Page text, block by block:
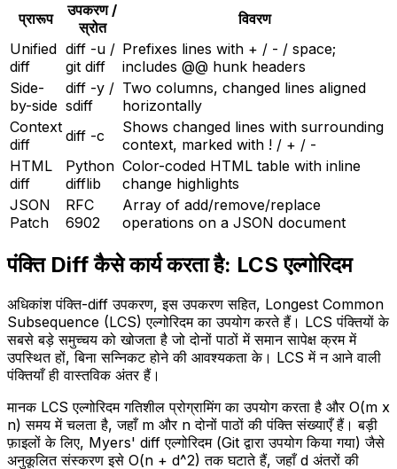
प्रारूप
उपकरण /
स्रोत
विवरण
Unified
diff
diff -u /
git diff
Prefixes lines with + / - / space;
includes @@ hunk headers
Side-
by-side
diff -y /
sdiff
Two columns, changed lines aligned
horizontally
Context
diff
diff -c
Shows changed lines with surrounding
context, marked with ! / + / -
HTML
diff
Python
difflib
Color-coded HTML table with inline
change highlights
JSON
Patch
RFC
6902
Array of add/remove/replace
operations on a JSON document
पंक्ति Diff कैसे कार्य करता है: LCS एल्गोरिदम
अधिकांश पंक्ति-diff उपकरण, इस उपकरण सहित, Longest Common
Subsequence (LCS) एल्गोरिदम का उपयोग करते हैं। LCS पंक्तियों के
सबसे बड़े समुच्चय को खोजता है जो दोनों पाठों में समान सापेक्ष क्रम में
उपस्थित हों, बिना सन्निकट होने की आवश्यकता के। LCS में न आने वाली
पंक्तियाँ ही वास्तविक अंतर हैं।
मानक LCS एल्गोरिदम गतिशील प्रोग्रामिंग का उपयोग करता है और O(m x
n) समय में चलता है, जहाँ m और n दोनों पाठों की पंक्ति संख्याएँ हैं। बड़ी
फ़ाइलों के लिए, Myers' diff एल्गोरिदम (Git द्वारा उपयोग किया गया) जैसे
अनुकूलित संस्करण इसे O(n + d^2) तक घटाते हैं, जहाँ d अंतरों की